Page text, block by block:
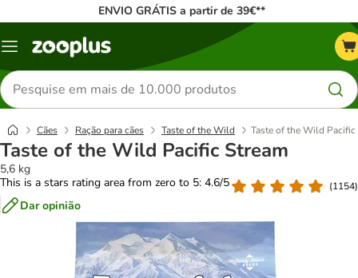
ENVIO GRÁTIS a partir de 39€**
Menu
Pesquisar
produtos
Cães Ração para cães Taste of the Wild Taste of the Wild Pacific
Taste of the Wild Pacific Stream
5,6 kg
This is a stars rating area from zero to 5: 4.6/5
(1154)
Dar opinião